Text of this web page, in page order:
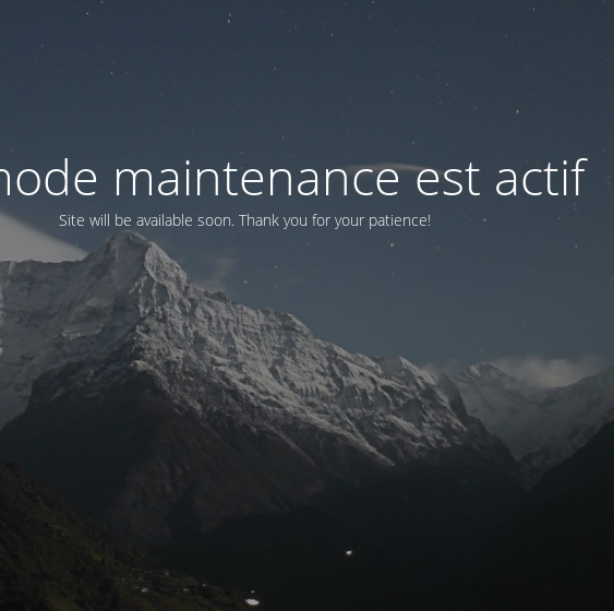
maintenance est actif
Site will be available soon. Thank you for your patience!